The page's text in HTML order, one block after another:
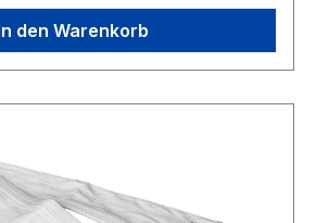
An verschiedenen
Leicht waschbar Leder
eine lange Haltbarkeit100 %
den Warenkorb